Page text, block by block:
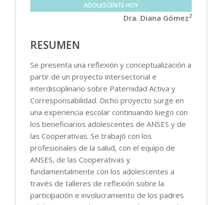
ADOLESCENTE HOY
Dra. Diana Gómez2
RESUMEN
Se presenta una reflexión y conceptualización a
partir de un proyecto intersectorial e
interdisciplinario sobre Paternidad Activa y
Corresponsabilidad. Dicho proyecto surge en
una experiencia escolar continuando luego con
los beneficiarios adolescentes de ANSES y de
las Cooperativas. Se trabajó con los
profesionales de la salud, con el equipo de
ANSES, de las Cooperativas y
fundamentalmente con los adolescentes a
través de talleres de reflexión sobre la
participación e involucramiento de los padres